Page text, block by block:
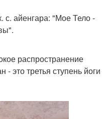
с. айенгара: "Мое Тело -
распространение
- это третья ступень йоги